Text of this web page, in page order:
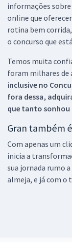
informações sobre
online que
rotina bem
o concurso que
Temos muita
foram milhares de
inclusive no
fora dessa,
que tanto sonhou
Gran também
Com apenas um
inicia a
sua jornada rumo
almeja, e já com o